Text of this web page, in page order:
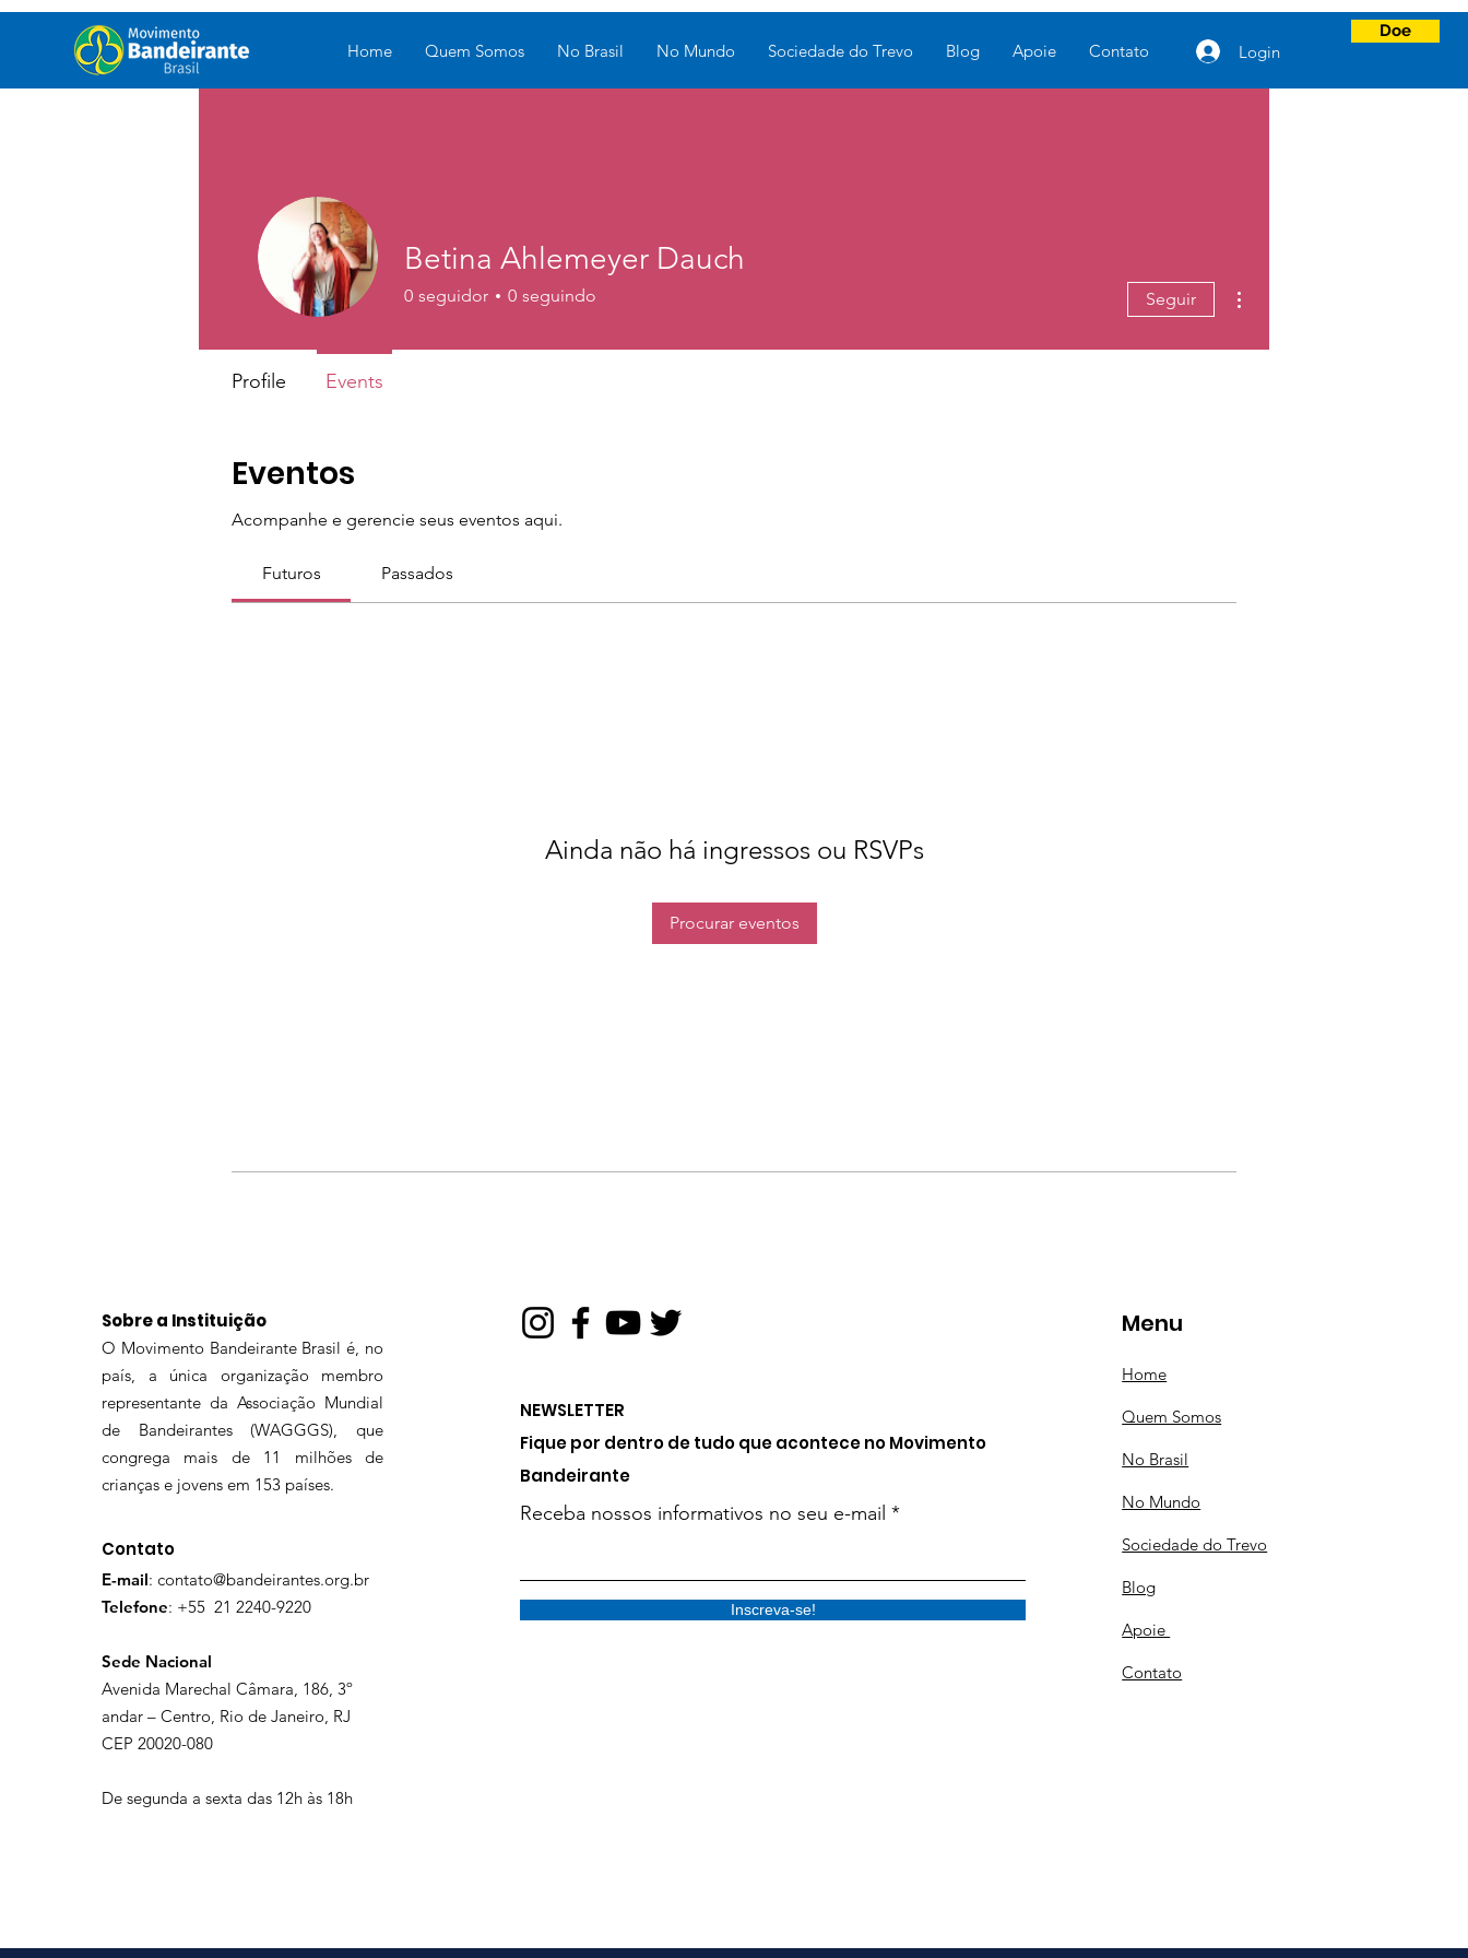
Home Quem Somos No Brasil No Mundo Sociedade do Trevo Blog Apoie Contato Login
Doe
Eventos
Acompanhe e gerencie seus eventos aqui.
Futuros Passados
Ainda não há ingressos ou RSVPs
Procurar eventos
Betina Ahlemeyer Dauch
0 seguidor 0 seguindo Seguir
Profile Events
Sobre a Instituição
O Movimento Bandeirante Brasil é, no
país, a única organização membro
representante da Associação Mundial
de Bandeirantes (WAGGGS), que
congrega mais de 11 milhões de
crianças e jovens em 153 países.
Contato
E-mail: contato@bandeirantes.org.br
Telefone: +55 21 2240-9220
Sede Nacional
Avenida Marechal Câmara, 186, 3º
andar – Centro, Rio de Janeiro, RJ
CEP 20020-080
De segunda a sexta das 12h às 18h
NEWSLETTER
Fique por dentro de tudo que acontece no Movimento
Bandeirante
Receba nossos informativos no seu e-mail
Inscreva-se!
Menu
Home
Quem Somos
No Brasil
No Mundo
Sociedade do Trevo
Blog
Apoie
Contato